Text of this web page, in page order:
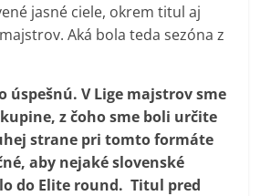
jasné ciele, okrem titul aj
Aká bola teda sezóna z
úspešnú. V Lige majstrov sme
z čoho sme boli určite
strane pri tomto formáte
aby nejaké slovenské
do Elite round. Titul pred